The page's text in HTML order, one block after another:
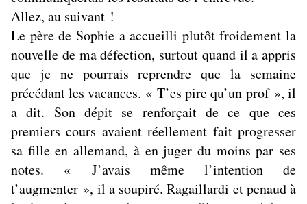
Allez, au suivant !
Le père de Sophie a accueilli plutôt froidement la
nouvelle de ma défection, surtout quand il a appris
que je ne pourrais reprendre que la semaine
précédant les vacances. « T’es pire qu’un prof », il
a dit. Son dépit se renforçait de ce que ces
premiers cours avaient réellement fait progresser
sa fille en allemand, à en juger du moins par ses
notes. « J’avais même l’intention de
t’augmenter », il a soupiré. Ragaillardi et penaud à